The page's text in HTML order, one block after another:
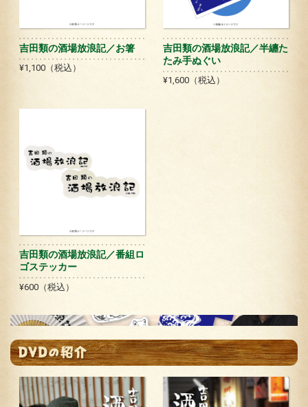
吉田類の酒場放浪記／お箸
¥1,100（税込）
吉田類の酒場放浪記／半纏た
たみ手ぬぐい
¥1,600（税込）
吉田類の酒場放浪記／番組ロ
ゴステッカー
¥600（税込）